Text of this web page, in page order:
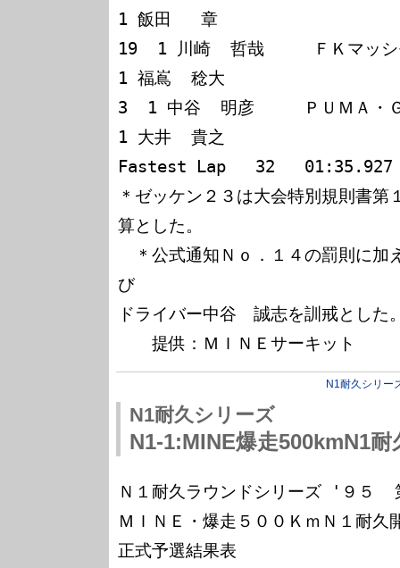
1 飯田   章
19  1 川崎  哲哉     ＦＫマッシ
1 福嶌  稔大
3  1 中谷  明彦     ＰＵＭ
1 大井  貴之
Fastest Lap   32   01:35.927
＊ゼッケン２３は大会特別規則書第
算とした。
＊公式通知Ｎｏ．１４の罰則に加
び
ドライバー中谷　誠志を訓戒とした
N1耐久シリー
N1耐久シリーズ
N1-1:MINE爆走500kmN1
Ｎ１耐久ラウンドシリーズ '９５
ＭＩＮＥ・爆走５００ＫｍＮ１耐久
正式予選結果表